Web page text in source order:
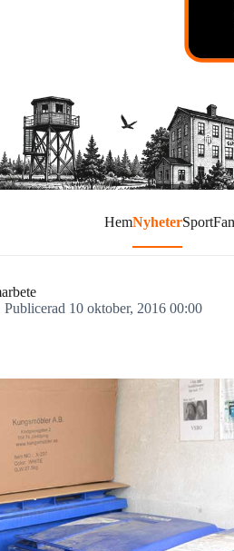
HemNyheterSport
Publicerad 10 oktober, 2016 00:00